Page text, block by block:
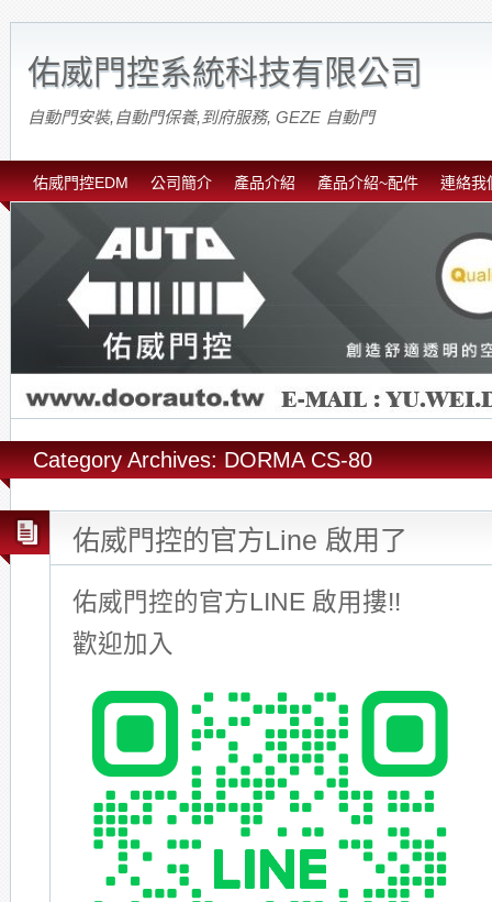
佑威門控系統科技有限公司
自動門安裝,自動門保養,到府服務, GEZE 自動門
佑威門控EDM 公司簡介 產品介紹 產品介紹~配件 連絡我
Category Archives: DORMA CS-80
佑威門控的官方Line 啟用了
佑威門控的官方LINE 啟用摟!!
歡迎加入